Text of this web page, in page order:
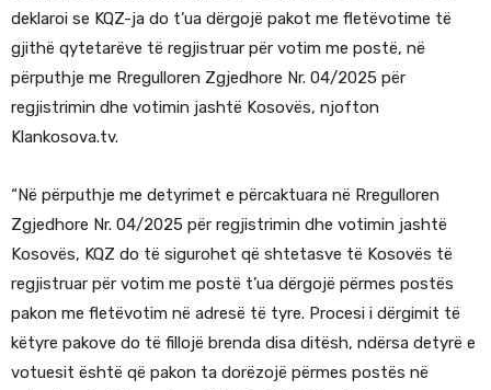
deklaroi se KQZ-ja do t’ua dërgojë pakot me fletëvotime të
gjithë qytetarëve të regjistruar për votim me postë, në
përputhje me Rregulloren Zgjedhore Nr. 04/2025 për
regjistrimin dhe votimin jashtë Kosovës, njofton
Klankosova.tv.
“Në përputhje me detyrimet e përcaktuara në Rregulloren
Zgjedhore Nr. 04/2025 për regjistrimin dhe votimin jashtë
Kosovës, KQZ do të sigurohet që shtetasve të Kosovës të
regjistruar për votim me postë t’ua dërgojë përmes postës
pakon me fletëvotim në adresë të tyre. Procesi i dërgimit të
këtyre pakove do të fillojë brenda disa ditësh, ndërsa detyrë e
votuesit është që pakon ta dorëzojë përmes postës në